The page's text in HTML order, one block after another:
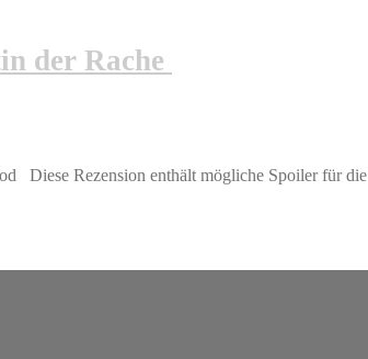
der Rache
Diese Rezension enthält mögliche Spoiler für die